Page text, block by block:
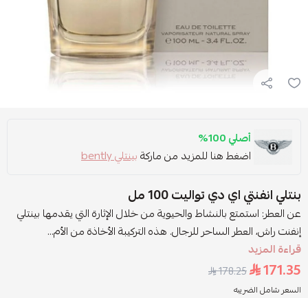
أصلي 100%
اضغط هنا للمزيد من ماركةبينتلي bently
بنتلي انفنتي اي دي تواليت 100 مل
عن العطر: استمتع بالنشاط والحيوية من خلال الإثارة التي يقدمها بينتلي
إنفنت راش، العطر الساحر للرجال. هذه التركيبة الأخاذة من الأم...
قراءة المزيد
171.35
178.25
السعر شامل الضريبه